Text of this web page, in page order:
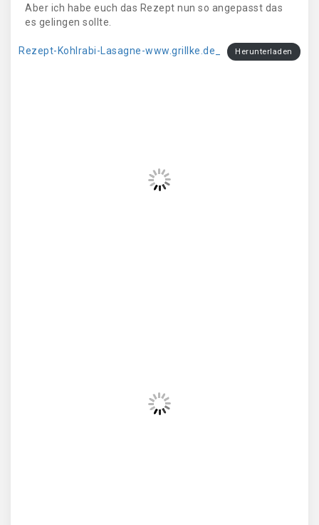
Aber ich habe euch das Rezept nun so angepasst das
es gelingen sollte.
Rezept-Kohlrabi-Lasagne-www.grillke.de_ Herunterladen